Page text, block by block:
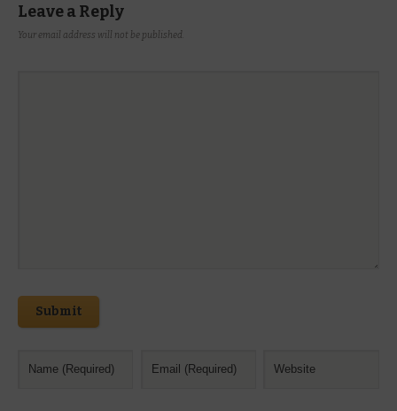
Leave a Reply
Your email address will not be published.
Submit